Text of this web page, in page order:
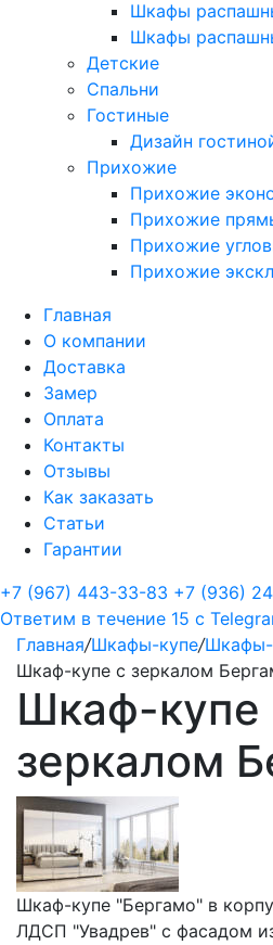
Шкафы
Шкафы
Детские
Спальни
Гостиные
Дизайн
Прихожие
Прихожие
Прихожие
Прихожие
Прихожие
Главная
О компании
Доставка
Замер
Оплата
Контакты
Отзывы
Как заказать
Статьи
Гарантии
+7 (967) 443-33-83 +7 (936)
Ответим в течение 15 с
Главная/Шкафы-купе/Шкафы-
Шкаф-купе с зеркалом
Шкаф-купе
зеркалом
Шкаф-купе "Бергамо" в
ЛДСП "Увадрев" с фасадом